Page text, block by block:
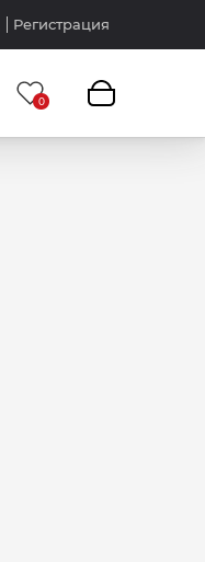
Регистрация